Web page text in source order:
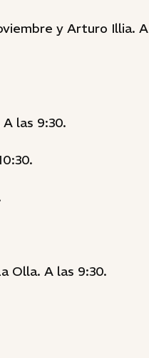
y Arturo Illia. A
las 9:30.
Olla. A las 9:30.